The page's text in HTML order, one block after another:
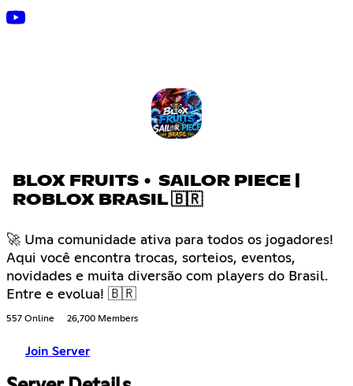
BLOX FRUITS • SAILOR PIECE |
ROBLOX BRASIL 🇧🇷
🚀 Uma comunidade ativa para todos os jogadores!
Aqui você encontra trocas, sorteios, eventos,
novidades e muita diversão com players do Brasil.
Entre e evolua! 🇧🇷
557 Online 26,700 Members
Join Server